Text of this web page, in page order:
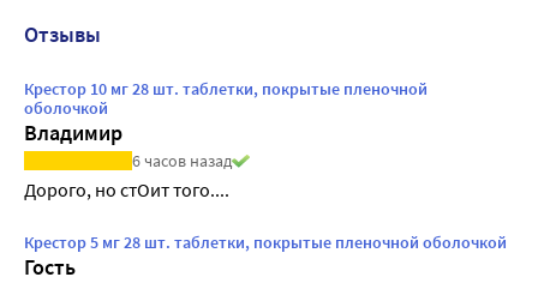
Отзывы
Крестор 10 мг 28 шт. таблетки, покрытые пленочной
оболочкой
Владимир
6 часов назад
Дорого, но стОит того....
Крестор 5 мг 28 шт. таблетки, покрытые пленочной оболочкой
Гость